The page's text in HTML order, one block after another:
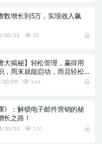
数增长到5万，实现收入飙
05/31 38
大揭秘】轻松管理，赢得用
，周末就能启动，而且轻松
10/09 164
》：解锁电子邮件营销的秘
长之路！
10/12 120